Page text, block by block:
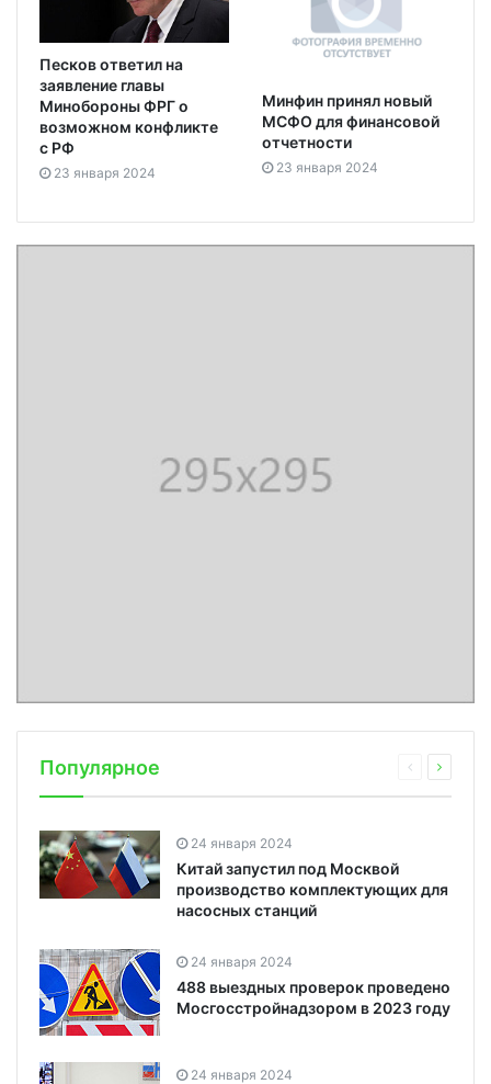
Песков ответил на
заявление главы
Минобороны ФРГ о
возможном конфликте
с РФ
23 января 2024
Минфин принял новый
МСФО для финансовой
отчетности
23 января 2024
Популярное
24 января 2024
Китай запустил под Москвой
производство комплектующих для
насосных станций
24 января 2024
488 выездных проверок проведено
Мосгосстройнадзором в 2023 году
24 января 2024